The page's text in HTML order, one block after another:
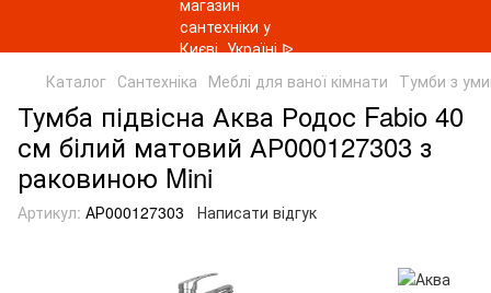
Каталог Сантехніка Меблі для ваної кімнати Тумби з
Тумба підвісна Аква Родос Fabio 40
см білий матовий АР000127303 з
раковиною Mini
Артикул: АР000127303 Написати відгук